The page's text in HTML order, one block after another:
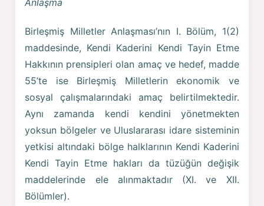
Birleşmiş Milletler Anlaşması’nın I. Bölüm, 1(2)
maddesinde, Kendi Kaderini Kendi Tayin Etme
Hakkının prensipleri olan amaç ve hedef, madde
55’te ise Birleşmiş Milletlerin ekonomik ve
sosyal çalışmalarındaki amaç belirtilmektedir.
Aynı zamanda kendi kendini yönetmekten
yoksun bölgeler ve Uluslararası idare sisteminin
yetkisi altındaki bölge halklarının Kendi Kaderini
Kendi Tayin Etme hakları da tüzüğün değişik
maddelerinde ele alınmaktadır (XI. ve XII.
Bölümler).